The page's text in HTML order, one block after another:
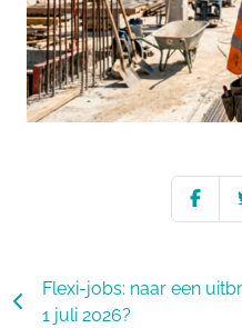
Flexi-jobs: naar een
1 juli 2026?